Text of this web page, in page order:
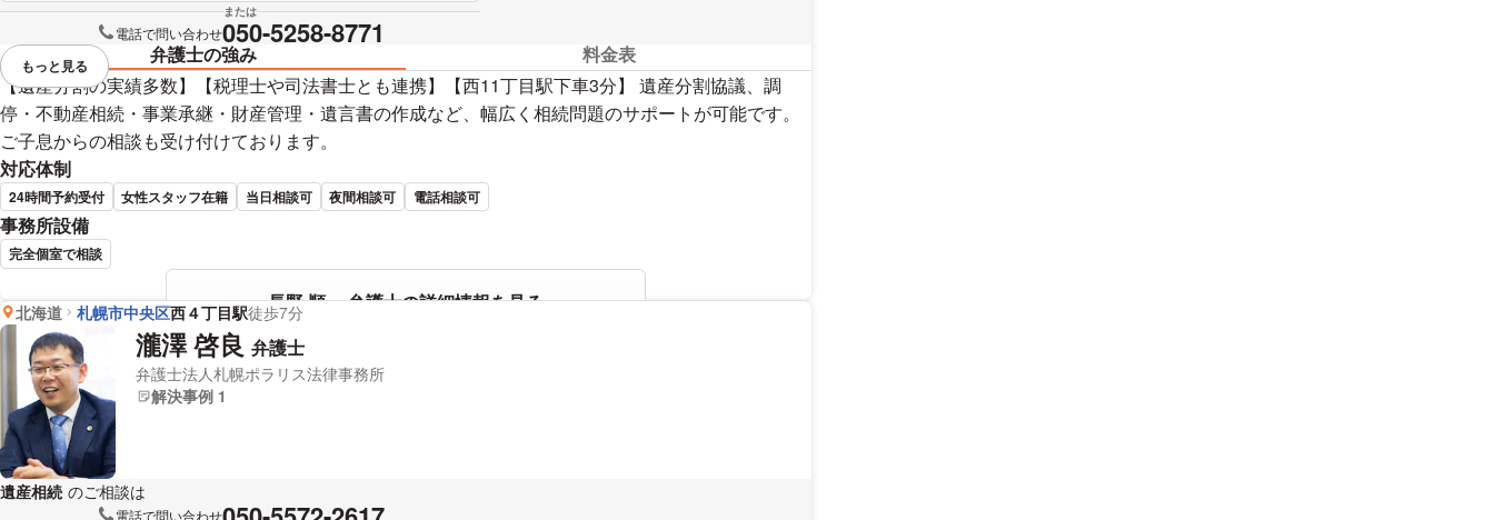
または
電話で問い合わせ050-5258-8771
弁護士の強み
料金表
【遺産分割の実績多数】【税理士や司法書士とも連携】【西11丁目駅下車3分】 遺産分割協議、調
停・不動産相続・事業承継・財産管理・遺言書の作成など、幅広く相続問題のサポートが可能です。
ご子息からの相談も受け付けております。
対応体制
24時間予約受付 女性スタッフ在籍 当日相談可 夜間相談可 電話相談可
事務所設備
完全個室で相談
長野 順一 弁護士の詳細情報を見る
視覚的に省略されている要素を
もっと見る
北海道 札幌市中央区西４丁目駅徒歩7分
瀧澤 啓良 弁護士
弁護士法人札幌ポラリス法律事務所
解決事例 1
遺産相続 のご相談は
電話で問い合わせ